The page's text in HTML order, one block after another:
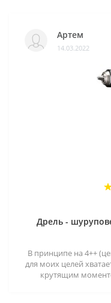
Артем
14.03.2022
Дрель -
В принципе на 4++
для моих целей
крутящим